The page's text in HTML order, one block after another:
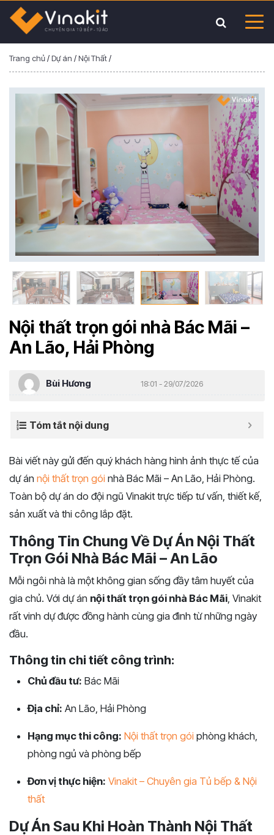
Trang chủ/Dự án /Nội Thất/
Nội thất trọn gói nhà Bác Mãi –
An Lão, Hải Phòng
Bùi Hương 18:01 - 29/07/2026
Tóm tắt nội dung
Bài viết này gửi đến quý khách hàng hình ảnh thực tế của
dự án nội thất trọn gói nhà Bác Mãi – An Lão, Hải Phòng.
Toàn bộ dự án do đội ngũ Vinakit trực tiếp tư vấn, thiết kế,
sản xuất và thi công lắp đặt.
Thông Tin Chung Về Dự Án Nội Thất
Trọn Gói Nhà Bác Mãi – An Lão
Mỗi ngôi nhà là một không gian sống đầy tâm huyết của
gia chủ. Với dự án nội thất trọn gói nhà Bác Mãi , Vinakit
rất vinh dự được đồng hành cùng gia đình từ những ngày
đầu.
Thông tin chi tiết công trình:
Chủ đầu tư: Bác Mãi
Địa chỉ: An Lão, Hải Phòng
Hạng mục thi công: Nội thất trọn gói phòng khách,
phòng ngủ và phòng bếp
Đơn vị thực hiện: Vinakit – Chuyên gia Tủ bếp & Nội
thất
Dự Án Sau Khi Hoàn Thành Nội Thất